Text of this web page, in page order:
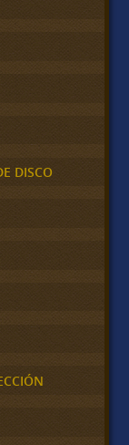
DISCO